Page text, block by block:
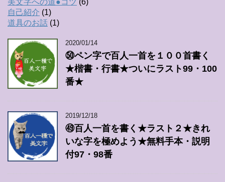
美文字への道●コツ (6)
自己紹介 (1)
道具のお話 (1)
2020/01/14
㊿ペン字で百人一首を１００首書く
★楷書・行書★ついにラスト99・100
番★
2019/12/18
㊾百人一首を書く★ラスト２★きれ
いな字を極めよう★無料手本・説明
付97・98番